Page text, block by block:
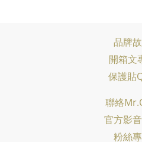
品牌
開箱文
保護貼
聯絡
官方影
粉絲